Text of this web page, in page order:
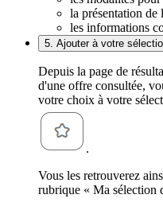
la présentation de
les informations
5. Ajouter à votre
Depuis la page de
d'une offre consultée,
votre choix à votre
.
Vous les retrouverez
rubrique « Ma sélection